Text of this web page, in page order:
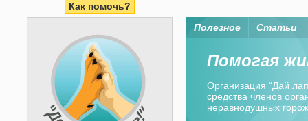
Как помочь?
Полезное Статьи
Помогая
Организация “Дай
средства членов
неравнодушных